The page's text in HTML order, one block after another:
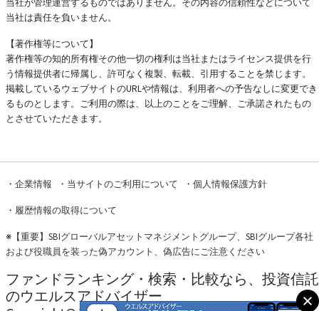
当社が管理運営するものではありません。その内容の信頼性などについて
当社は責任を負いません。
【著作権等について】
著作権等の知的所有権その他一切の権利は当社またはライセンス提供を行
う情報提供者に帰属し、許可なく複製、転載、引用することを禁じます。
掲載しているウェブサイトのURLや情報は、利用者への予告なしに変更でき
るものとします。ご利用の際は、以上のことをご理解、ご承諾されたもの
とさせていただきます。
・ 企業情報 ・ 当サイトのご利用について ・ 個人情報保護方針
・ 履歴情報の取得について
※ 【重要】SBIグローバルアセットマネジメントグループ、SBIグループ各社
および役職員を装った偽アカウント、偽広告にご注意ください
ファンドランキング・検索・比較なら、投資信託
のウエルスアドバイザー